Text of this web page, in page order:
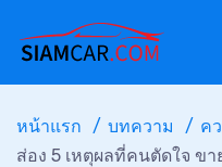
หน้าแรก บทความ
ค
ส่อง 5 เหตุผลที่คนตัดใจ ข